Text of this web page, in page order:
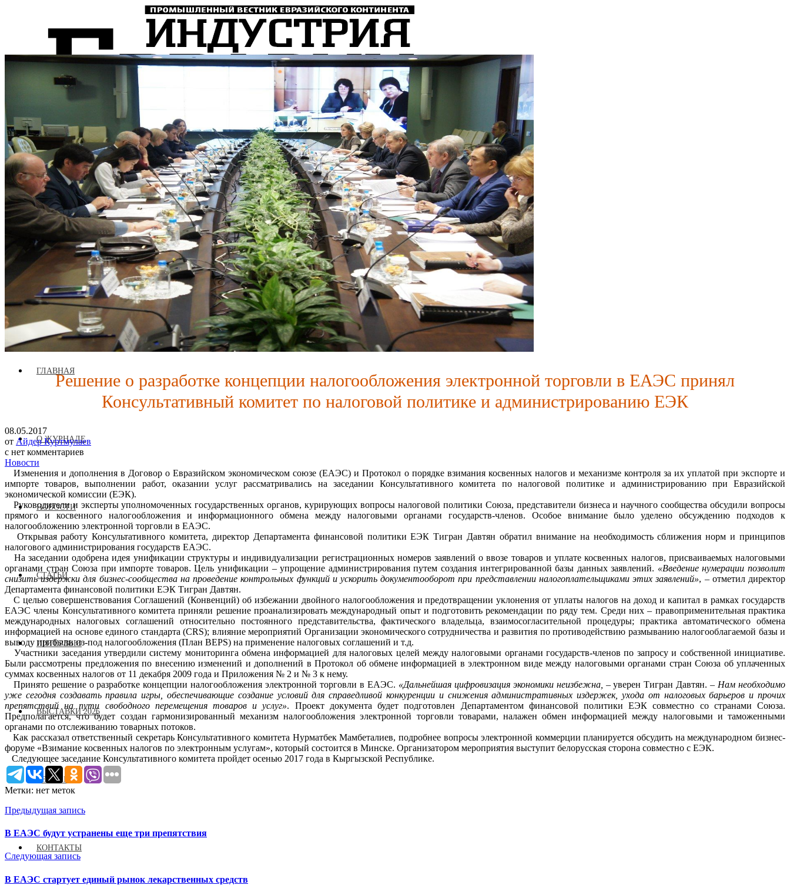
Журнал аккредитован при Евразийской Экономической Комиссии
ГЛАВНАЯ
О ЖУРНАЛЕ
НОВОСТИ
СТАТЬИ
ИНТЕРВЬЮ
ВЫСТАВКИ 2026
РЕКЛАМА
КОНТАКТЫ
Решение о разработке концепции налогообложения электронной торговли в ЕАЭС принял
Консультативный комитет по налоговой политике и администрированию ЕЭК
08.05.2017
от Айдер Куртмулаев
с нет комментариев
Новости
Изменения и дополнения в Договор о Евразийском экономическом союзе (ЕАЭС) и Протокол о порядке взимания косвенных налогов и механизме контроля за их уплатой при экспорте и
импорте товаров, выполнении работ, оказании услуг рассматривались на заседании Консультативного комитета по налоговой политике и администрированию при Евразийской
экономической комиссии (ЕЭК).
Руководители и эксперты уполномоченных государственных органов, курирующих вопросы налоговой политики Союза, представители бизнеса и научного сообщества обсудили вопросы
прямого и косвенного налогообложения и информационного обмена между налоговыми органами государств-членов. Особое внимание было уделено обсуждению подходов к
налогообложению электронной торговли в ЕАЭС.
Открывая работу Консультативного комитета, директор Департамента финансовой политики ЕЭК Тигран Давтян обратил внимание на необходимость сближения норм и принципов
налогового администрирования государств ЕАЭС.
На заседании одобрена идея унификации структуры и индивидуализации регистрационных номеров заявлений о ввозе товаров и уплате косвенных налогов, присваиваемых налоговыми
органами стран Союза при импорте товаров. Цель унификации – упрощение администрирования путем создания интегрированной базы данных заявлений. «Введение нумерации позволит
снизить издержки для бизнес-сообщества на проведение контрольных функций и ускорить документооборот при представлении налогоплательщиками этих заявлений», – отметил директор
Департамента финансовой политики ЕЭК Тигран Давтян.
С целью совершенствования Соглашений (Конвенций) об избежании двойного налогообложения и предотвращении уклонения от уплаты налогов на доход и капитал в рамках государств
ЕАЭС члены Консультативного комитета приняли решение проанализировать международный опыт и подготовить рекомендации по ряду тем. Среди них – правоприменительная практика
международных налоговых соглашений относительно постоянного представительства, фактического владельца, взаимосогласительной процедуры; практика автоматического обмена
информацией на основе единого стандарта (CRS); влияние мероприятий Организации экономического сотрудничества и развития по противодействию размыванию налогооблагаемой базы и
выводу прибыли из-под налогообложения (План BEPS) на применение налоговых соглашений и т.д.
Участники заседания утвердили систему мониторинга обмена информацией для налоговых целей между налоговыми органами государств-членов по запросу и собственной инициативе.
Были рассмотрены предложения по внесению изменений и дополнений в Протокол об обмене информацией в электронном виде между налоговыми органами стран Союза об уплаченных
суммах косвенных налогов от 11 декабря 2009 года и Приложения № 2 и № 3 к нему.
Принято решение о разработке концепции налогообложения электронной торговли в ЕАЭС. «Дальнейшая цифровизация экономики неизбежна, – уверен Тигран Давтян. – Нам необходимо
уже сегодня создавать правила игры, обеспечивающие создание условий для справедливой конкуренции и снижения административных издержек, ухода от налоговых барьеров и прочих
препятствий на пути свободного перемещения товаров и услуг». Проект документа будет подготовлен Департаментом финансовой политики ЕЭК совместно со странами Союза.
Предполагается, что будет создан гармонизированный механизм налогообложения электронной торговли товарами, налажен обмен информацией между налоговыми и таможенными
органами по отслеживанию товарных потоков.
Как рассказал ответственный секретарь Консультативного комитета Нурматбек Мамбеталиев, подробнее вопросы электронной коммерции планируется обсудить на международном бизнес-
форуме «Взимание косвенных налогов по электронным услугам», который состоится в Минске. Организатором мероприятия выступит белорусская сторона совместно с ЕЭК.
Следующее заседание Консультативного комитета пройдет осенью 2017 года в Кыргызской Республике.
Метки: нет меток
Предыдущая запись
В ЕАЭС будут устранены еще три препятствия
Следующая запись
В ЕАЭС стартует единый рынок лекарственных средств